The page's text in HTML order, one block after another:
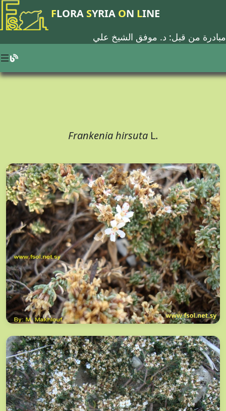
FLORA SYRIA ON LINE
مبادرة من قبل: د. موفق الشيخ علي
Frankenia hirsuta L.